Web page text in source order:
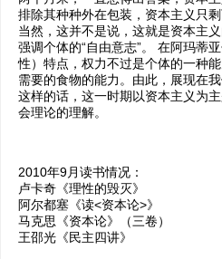
排除其种种外在包装，资本主义只
当然，这并不是说，这就是资本主
强调个体的“自由意志”。 在阿玛蒂
性）特点，权力不过是个体的一种
需要的食物的能力。由此，展现在
这样的话，这一时期以资本主义为
会理论的理解。
2010年9月读书情况：
卢卡奇《理性的毁灭》
阿尔都塞《读<资本论>》
马克思《资本论》（三卷）
王邵光《民主四讲》